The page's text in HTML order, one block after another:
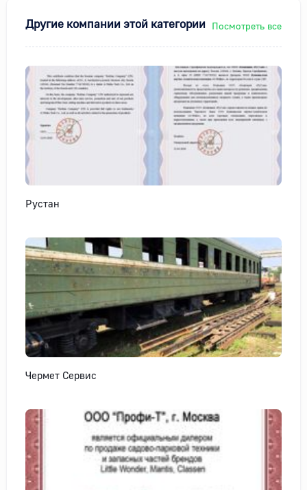
Другие компании этой категории Посмотреть все
Рустан
Чермет Сервис